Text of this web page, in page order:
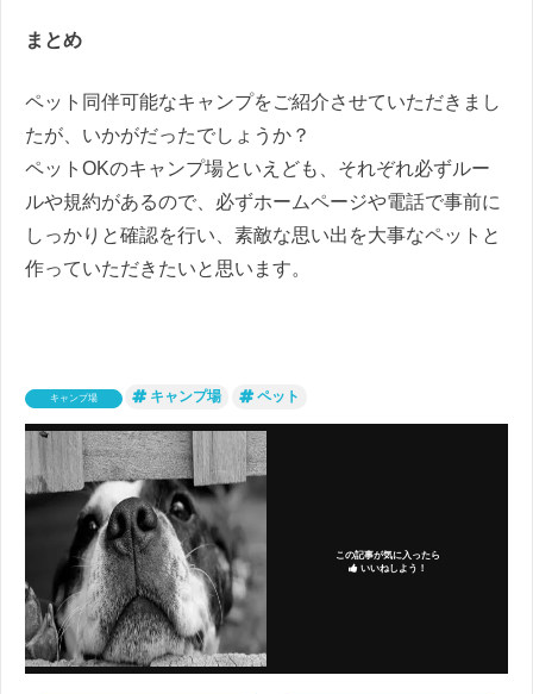
まとめ
ペット同伴可能なキャンプをご紹介させていただきまし
たが、いかがだったでしょうか？
ペットOKのキャンプ場といえども、それぞれ必ずルー
ルや規約があるので、必ずホームページや電話で事前に
しっかりと確認を行い、 素敵な思い出を大事なペットと
作っていただきたいと思います。
キャンプ場 キャンプ場 ペット
この記事が気に入ったら
いいねしよう！